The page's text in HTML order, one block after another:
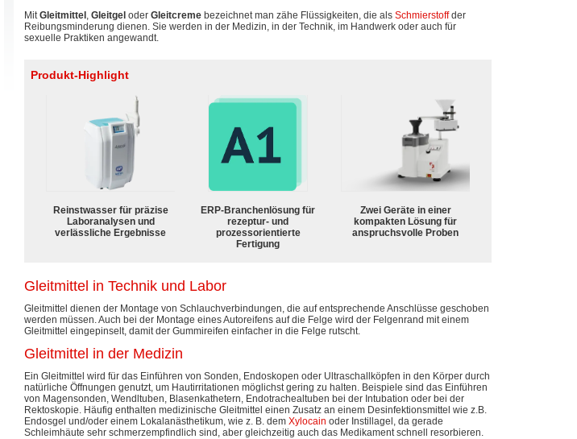
MitGleitmittel , Gleitgel oder Gleitcreme bezeichnet man zähe Flüssigkeiten, die als Schmierstoffder
Reibungsminderung dienen. Sie werden in der Medizin, in der Technik, im Handwerk oder auch für
sexuelle Praktiken angewandt.
Produkt-Highlight
Reinstwasser für präzise
Laboranalysen und
verlässliche Ergebnisse
ERP-Branchenlösung für
rezeptur- und
prozessorientierte
Fertigung
Zwei Geräte in einer
kompakten Lösung für
anspruchsvolle Proben
Gleitmittel in Technik und Labor
Gleitmittel dienen der Montage von Schlauchverbindungen, die auf entsprechende Anschlüsse geschoben
werden müssen. Auch bei der Montage eines Autoreifens auf die Felge wird der Felgenrand mit einem
Gleitmittel eingepinselt, damit der Gummireifen einfacher in die Felge rutscht.
Gleitmittel in der Medizin
Ein Gleitmittel wird für das Einführen von Sonden, Endoskopen oder Ultraschallköpfen in den Körper durch
natürliche Öffnungen genutzt, um Hautirritationen möglichst gering zu halten. Beispiele sind das Einführen
von Magensonden, Wendltuben, Blasenkathetern, Endotrachealtuben bei der Intubation oder bei der
Rektoskopie. Häufig enthalten medizinische Gleitmittel einen Zusatz an einem Desinfektionsmittel wie z.B.
Endosgel und/oder einem Lokalanästhetikum, wie z. B. dem Xylocain oder Instillagel, da gerade
Schleimhäute sehr schmerzempfindlich sind, aber gleichzeitig auch das Medikament schnell resorbieren.